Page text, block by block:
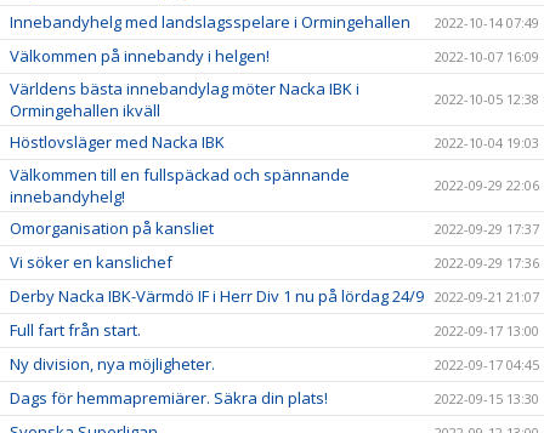
Innebandyhelg med landslagsspelare i Ormingehallen 2022-10-14 07:49
Välkommen på innebandy i helgen! 2022-10-07 16:09
Världens bästa innebandylag möter Nacka IBK i
Ormingehallen ikväll
2022-10-05 12:38
Höstlovsläger med Nacka IBK 2022-10-04 19:03
Välkommen till en fullspäckad och spännande
innebandyhelg!
2022-09-29 22:06
Omorganisation på kansliet 2022-09-29 17:37
Vi söker en kanslichef 2022-09-29 17:36
Derby Nacka IBK-Värmdö IF i Herr Div 1 nu på lördag 24/9 2022-09-21 21:07
Full fart från start. 2022-09-17 13:00
Ny division, nya möjligheter. 2022-09-17 04:45
Dags för hemmapremiärer. Säkra din plats! 2022-09-15 13:30